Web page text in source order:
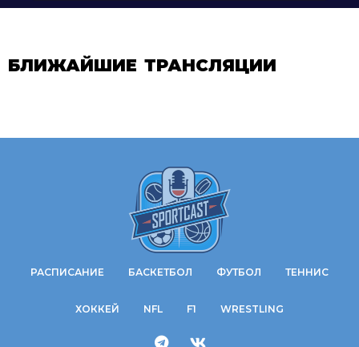
БЛИЖАЙШИЕ ТРАНСЛЯЦИИ
РАСПИСАНИЕ БАСКЕТБОЛ ФУТБОЛ ТЕННИС
ХОККЕЙ NFL F1 WRESTLING